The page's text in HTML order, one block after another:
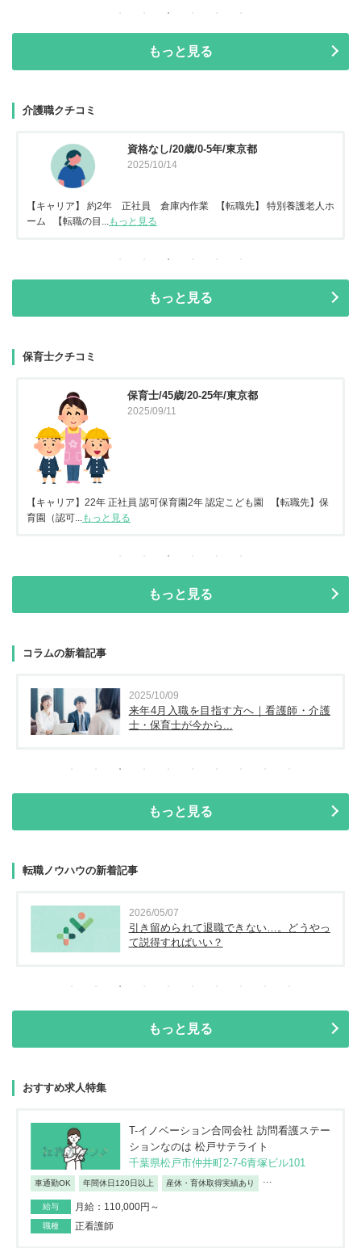
もっと見る
介護職クチコミ
資格なし/20歳/0-5年/東京都
2025/10/14
【キャリア】 約2年 正社員 倉庫内作業 【転職先】 特別養護老人ホ
ーム 【転職の目...もっと見る
もっと見る
保育士クチコミ
保育士/45歳/20-25年/東京都
2025/09/11
【キャリア】22年 正社員 認可保育園2年 認定こども園 【転職先】保
育園（認可...
もっと見る
もっと見る
コラムの新着記事
2025/10/09
来年4月入職を目指す方へ｜看護師・介護
士・保育士が今から...
もっと見る
転職ノウハウの新着記事
2026/05/07
引き留められて退職できない…。どうやっ
て説得すればいい？
もっと見る
おすすめ求人特集
T-イノベーション合同会社 訪問看護ステー
ションなのは 松戸サテライト
千葉県松戸市仲井町2-7-6青塚ビル101
車通勤OK 年間休日120日以上 産休・育休取得実績あり
給与 月給：110,000円～
職種 正看護師